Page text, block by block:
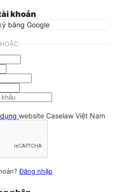
khoản
bằng Google
HOẶC
website Caselaw Việt Nam
Đăng nhập